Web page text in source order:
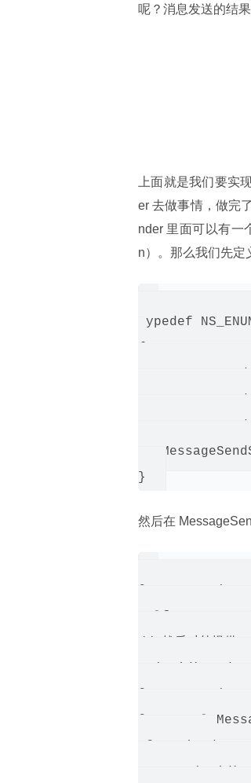
呢？消息发送的结
上面就是我们要实
er 去做事情，做完
nder 里面可以有一
n）。那么我们先定
typedef
然后在
-
@property
@protocol
-